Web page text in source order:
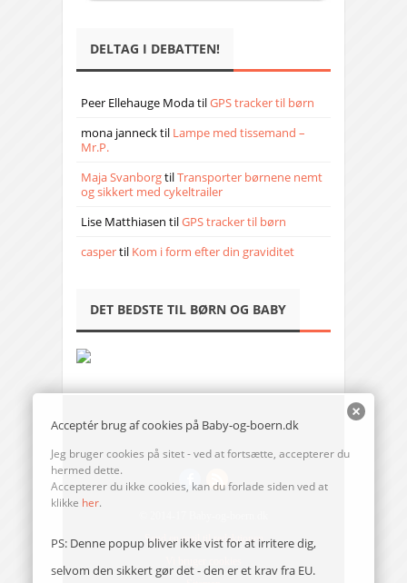
DELTAG I DEBATTEN!
Peer Ellehauge ModatilGPS tracker til børn
mona jannecktil Lampe med tissemand –
Mr.P.
Maja SvanborgtilTransporter børnene nemt
og sikkert med cykeltrailer
Lise Matthiasen tilGPS tracker til børn
caspertil Kom i form efter din graviditet
DET BEDSTE TIL BØRN OG BABY
Send en mail til redaktionen
Acceptér brug af cookies på Baby-og-boern.dk
Jeg bruger cookies på sitet - ved at fortsætte, accepterer du
hermed dette.
Accepterer du ikke cookies, kan du forlade siden ved at
klikke her.
PS: Denne popup bliver ikke vist for at irritere dig,
selvom den sikkert gør det - den er et krav fra EU.